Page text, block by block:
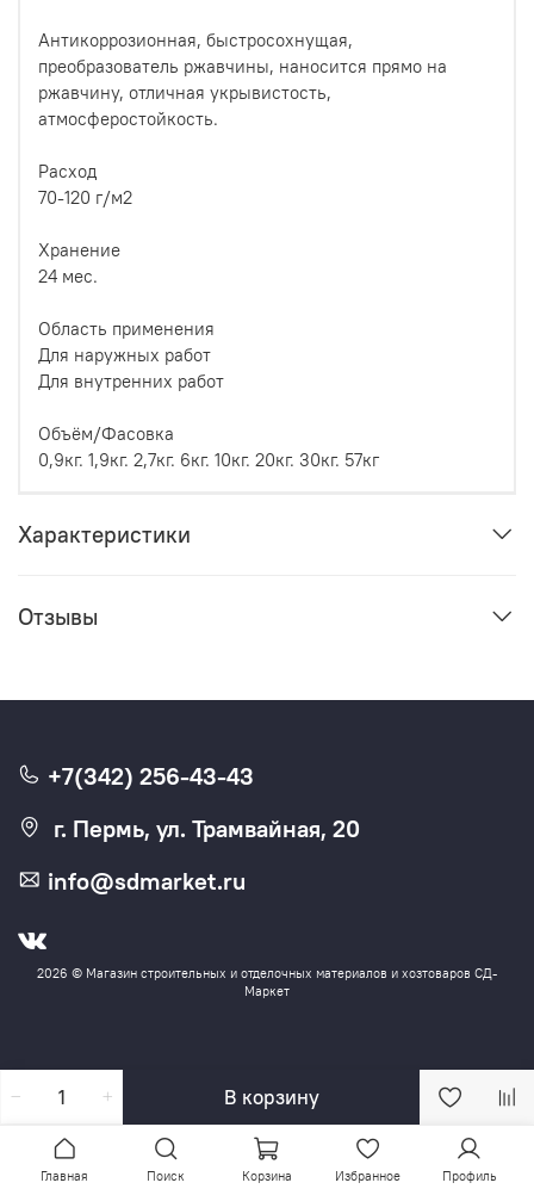
В корзину
Антикоррозионная, быстросохнущая,
преобразователь ржавчины, наносится прямо на
ржавчину, отличная укрывистость,
атмосферостойкость.
Расход
70-120 г/м2
Хранение
24 мес.
Область применения
Для наружных работ
Для внутренних работ
Объём/Фасовка
0,9кг. 1,9кг. 2,7кг. 6кг. 10кг. 20кг. 30кг. 57кг
Характеристики
Отзывы
2026 © Магазин строительных и отделочных материалов и хозтоваров СД-
Маркет
+7(342) 256-43-43
г. Пермь, ул. Трамвайная, 20
info@sdmarket.ru
Главная Поиск Корзина Избранное Профиль